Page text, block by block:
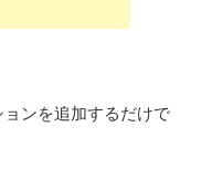
ンを追加するだけで